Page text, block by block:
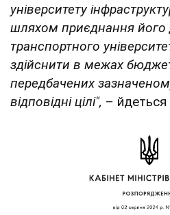
університету
шляхом приєднання його
транспортного
здійснити в межах
передбачених
відповідні цілі", – йдеться